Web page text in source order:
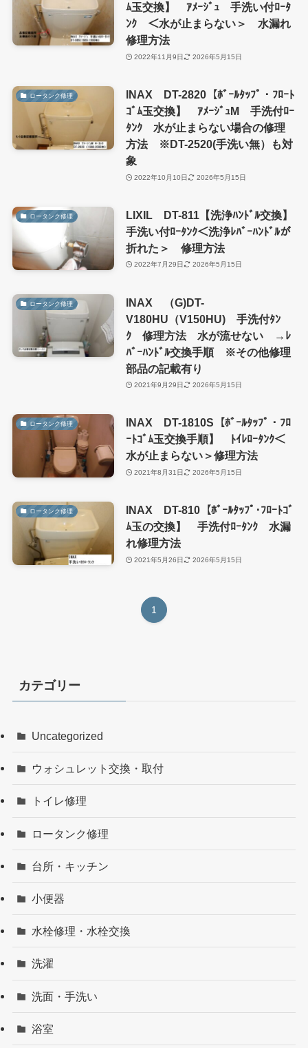
ﾑ玉交換】 ｱﾒｰｼﾞｭ 手洗い付ﾛｰﾀ
ﾝｸ ＜水が止まらない＞ 水漏れ
修理方法
2022年11月9日 2026年5月15日
ロータンク修理
INAX DT-2820【ﾎﾞｰﾙﾀｯﾌﾟ・ﾌﾛｰﾄ
ｺﾞﾑ玉交換】 ｱﾒｰｼﾞｭM 手洗付ﾛｰ
ﾀﾝｸ 水が止まらない場合の修理
方法 ※DT-2520(手洗い無）も対
象
2022年10月10日 2026年5月15日
ロータンク修理
LIXIL DT-811【洗浄ﾊﾝﾄﾞﾙ交換】
手洗い付ﾛｰﾀﾝｸ＜洗浄ﾚﾊﾞｰﾊﾝﾄﾞﾙが
折れた＞ 修理方法
2022年7月29日 2026年5月15日
ロータンク修理
INAX （G)DT-
V180HU（V150HU) 手洗付ﾀﾝ
ｸ 修理方法 水が流せない →ﾚ
ﾊﾞｰﾊﾝﾄﾞﾙ交換手順 ※その他修理
部品の記載有り
2021年9月29日 2026年5月15日
ロータンク修理
INAX DT-1810S【ﾎﾞｰﾙﾀｯﾌﾟ・ﾌﾛ
ｰﾄｺﾞﾑ玉交換手順】 ﾄｲﾚﾛｰﾀﾝｸ＜
水が止まらない＞修理方法
2021年8月31日 2026年5月15日
ロータンク修理
INAX DT-810【ﾎﾞｰﾙﾀｯﾌﾟ･ﾌﾛｰﾄｺﾞ
ﾑ玉の交換】 手洗付ﾛｰﾀﾝｸ 水漏
れ修理方法
2021年5月26日 2026年5月15日
1
カテゴリー
Uncategorized
ウォシュレット交換・取付
トイレ修理
ロータンク修理
台所・キッチン
小便器
水栓修理・水栓交換
洗濯
洗面・手洗い
浴室